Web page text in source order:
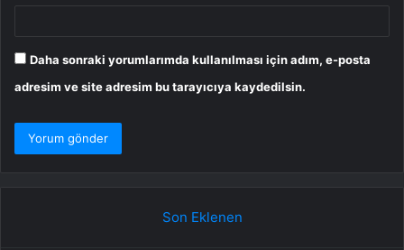
Daha sonraki yorumlarımda kullanılması için adım, e-posta
adresim ve site adresim bu tarayıcıya kaydedilsin.
Son Eklenen